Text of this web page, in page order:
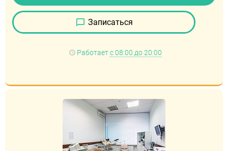
Записаться
Работаетс 08:00 до 20:00